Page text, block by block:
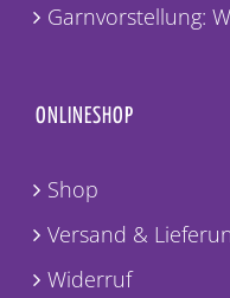
Garnvorstellung:
ONLINESHOP
Shop
Versand &
Widerruf